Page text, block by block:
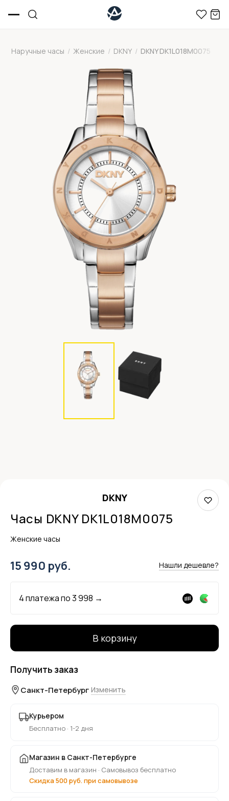
Наручные часы / Женские / DKNY / DKNY DK1L018M0075
DKNY
Часы DKNY DK1L018M0075
Женские часы
15 990 руб. Нашли дешевле?
4 платежа по3 998 →
В корзину
Получить заказ
Санкт-Петербург Изменить
Курьером
Бесплатно · 1-2 дня
Магазин в Санкт-Петербурге
Доставим в магазин · Самовывоз бесплатно
Скидка 500 руб. при самовывозе